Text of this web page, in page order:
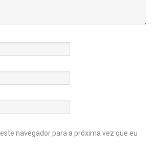
navegador para a próxima vez que eu